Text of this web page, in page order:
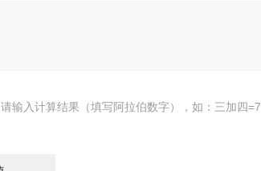
请输入计算结果（填写阿拉伯数字），如：三加四=7